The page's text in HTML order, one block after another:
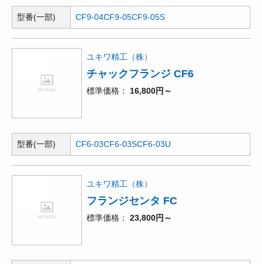
型番(一部) CF9-04CF9-05CF9-05S
ユキワ精工（株）
チャックフランジ CF6
標準価格 16,800円～
型番(一部) CF6-03CF6-03SCF6-03U
ユキワ精工（株）
フランジセンタ FC
標準価格 23,800円～